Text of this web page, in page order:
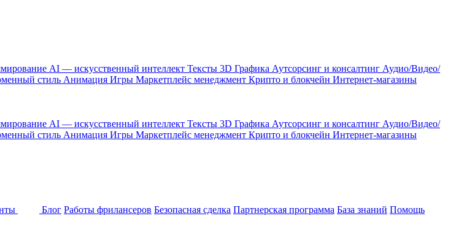
AI — искусственный интеллект Тексты 3D Графика Аутсорсинг и консалтинг Аудио/Видео/
стиль Анимация Игры Маркетплейс менеджмент Крипто и блокчейн Интернет-магазины
AI — искусственный интеллект Тексты 3D Графика Аутсорсинг и консалтинг Аудио/Видео/
стиль Анимация Игры Маркетплейс менеджмент Крипто и блокчейн Интернет-магазины
Блог Работы фрилансеров Безопасная сделка Партнерская программа База знаний Помощь